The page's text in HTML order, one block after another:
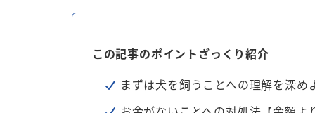
この記事のポイントざっくり紹介
まずは犬を飼うことへの理解を深め